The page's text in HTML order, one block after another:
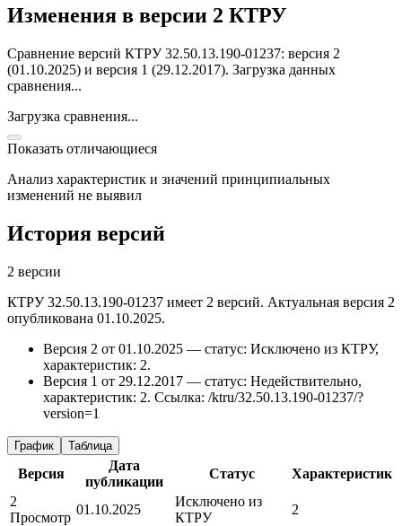
Изменения в версии 2 КТРУ
Сравнение версий КТРУ 32.50.13.190-01237: версия 2
(01.10.2025) и версия 1 (29.12.2017). Загрузка данных
сравнения...
Загрузка сравнения...
Показать отличающиеся
Анализ характеристик и значений принципиальных
изменений не выявил
История версий
2 версии
КТРУ 32.50.13.190-01237 имеет 2 версий. Актуальная версия 2
опубликована 01.10.2025.
Версия 2 от 01.10.2025 — статус: Исключено из КТРУ,
характеристик: 2.
Версия 1 от 29.12.2017 — статус: Недействительно,
характеристик: 2. Ссылка: /ktru/32.50.13.190-01237/?
version=1
График Таблица
Версия
Дата
публикации
Статус
Характеристик
2
Просмотр
01.10.2025
Исключено из
КТРУ
2